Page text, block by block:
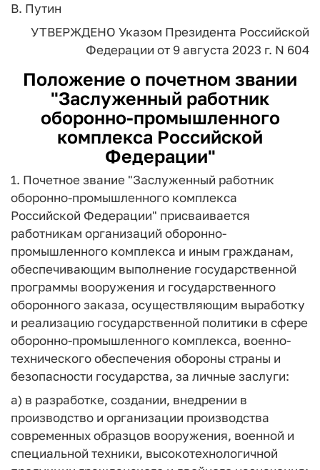
В. Путин
УТВЕРЖДЕНО Указом Президента Российской
Федерации от 9 августа 2023 г. N 604
Положение о почетном звании
"Заслуженный работник
оборонно-промышленного
комплекса Российской
Федерации"
1. Почетное звание "Заслуженный работник
оборонно-промышленного комплекса
Российской Федерации" присваивается
работникам организаций оборонно-
промышленного комплекса и иным гражданам,
обеспечивающим выполнение государственной
программы вооружения и государственного
оборонного заказа, осуществляющим выработку
и реализацию государственной политики в сфере
оборонно-промышленного комплекса, военно-
технического обеспечения обороны страны и
безопасности государства, за личные заслуги:
а) в разработке, создании, внедрении в
производство и организации производства
современных образцов вооружения, военной и
специальной техники, высокотехнологичной